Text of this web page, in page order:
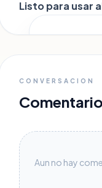
Listo para usar
Únete a
fases y
CONVERSACION
Aun no hay